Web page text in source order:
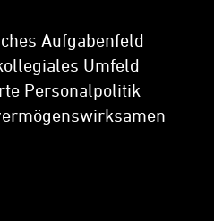
Aufgabenfeld
Umfeld
Personalpolitik